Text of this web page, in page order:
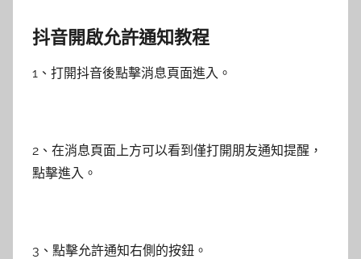
抖音開啟允許通知教程
1、打開抖音後點擊消息頁面進入。
2、在消息頁面上方可以看到僅打開朋友通知提醒，
點擊進入。
3、點擊允許通知右側的按鈕。